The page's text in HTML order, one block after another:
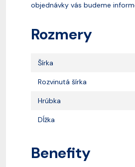
objednávky vás budeme
Rozmery
Šírka
Rozvinutá šírka
Hrúbka
Dĺžka
Benefity